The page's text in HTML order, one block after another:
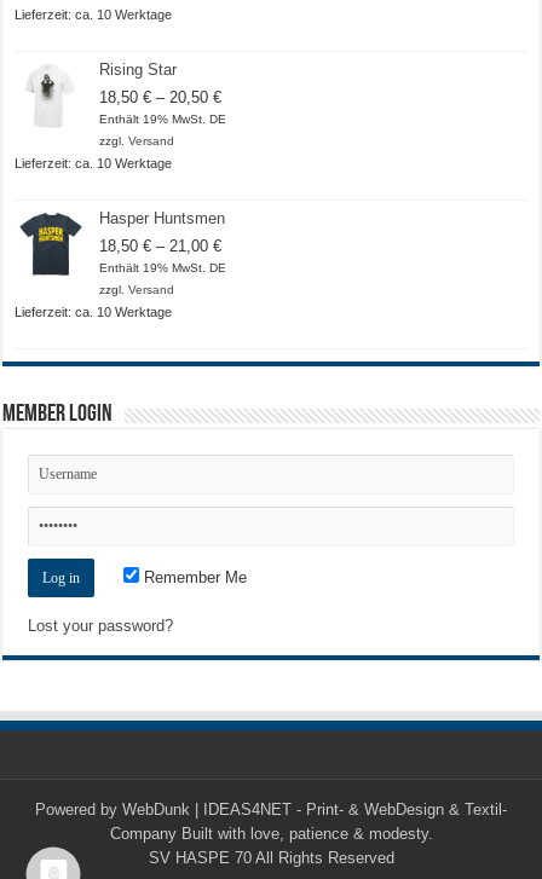
Lieferzeit: ca. 10 Werktage
Rising Star
18,50€ – 20,50€Preisspanne:
18,50 €
Enthält 19% MwSt. DE
zzgl.Versand
Lieferzeit: ca. 10 Werktage
Hasper Huntsmen
18,50€ – 21,00€Preisspanne:
18,50 €
Enthält 19% MwSt. DE
zzgl.Versand
Lieferzeit: ca. 10 Werktage
Member Login
Remember Me
Lost your password?
Powered by WebDunk | IDEAS4NET - Print- & WebDesign & Textil-
CompanyBuilt with love, patience & modesty.
SV HASPE 70All Rights Reserved